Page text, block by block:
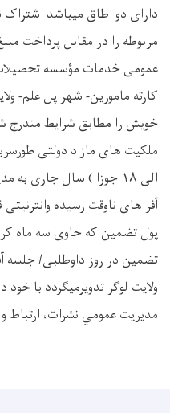
دارای دو اطاق میباشد
عمومی خدمات مؤسسه تحصیلات
کارته مامورین- شهر پل علم-
خویش را مطابق شرایط مندرج
الی ۱۸ جوزا ) سال جاری
آفر های ناوقت رسیده
پول تضمین که حاوی سه ماه
تضمین در روز داوطلبی/ جلسه
ولایت لوگر تدویرمیگردد با خود
مدیریت عمومي نشرات، ارتباط